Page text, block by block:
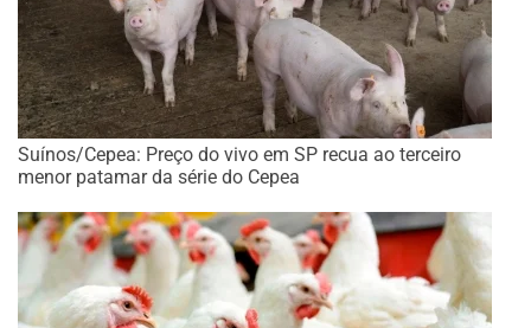
Suínos/Cepea: Preço do vivo em SP recua ao terceiro
menor patamar da série do Cepea